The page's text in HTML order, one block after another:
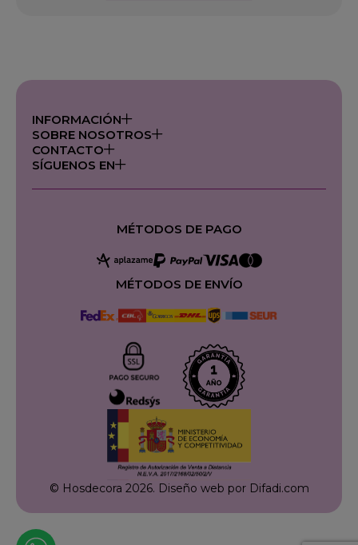
INFORMACIÓN
SOBRE NOSOTROS
CONTACTO
SÍGUENOS EN
MÉTODOS DE PAGO
MÉTODOS DE ENVÍO
© Hosdecora 2026. Diseño web por Difadi.com